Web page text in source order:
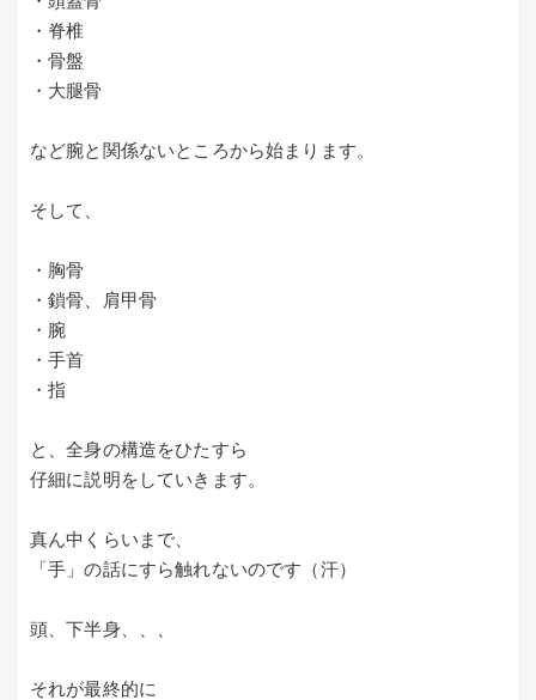
・脊椎
・骨盤
・大腿骨
など腕と関係ないところから始まります。
そして、
・胸骨
・鎖骨、肩甲骨
・腕
・手首
・指
と、全身の構造をひたすら
仔細に説明をしていきます。
真ん中くらいまで、
「手」の話にすら触れないのです（汗）
頭、下半身、、、
それが最終的に